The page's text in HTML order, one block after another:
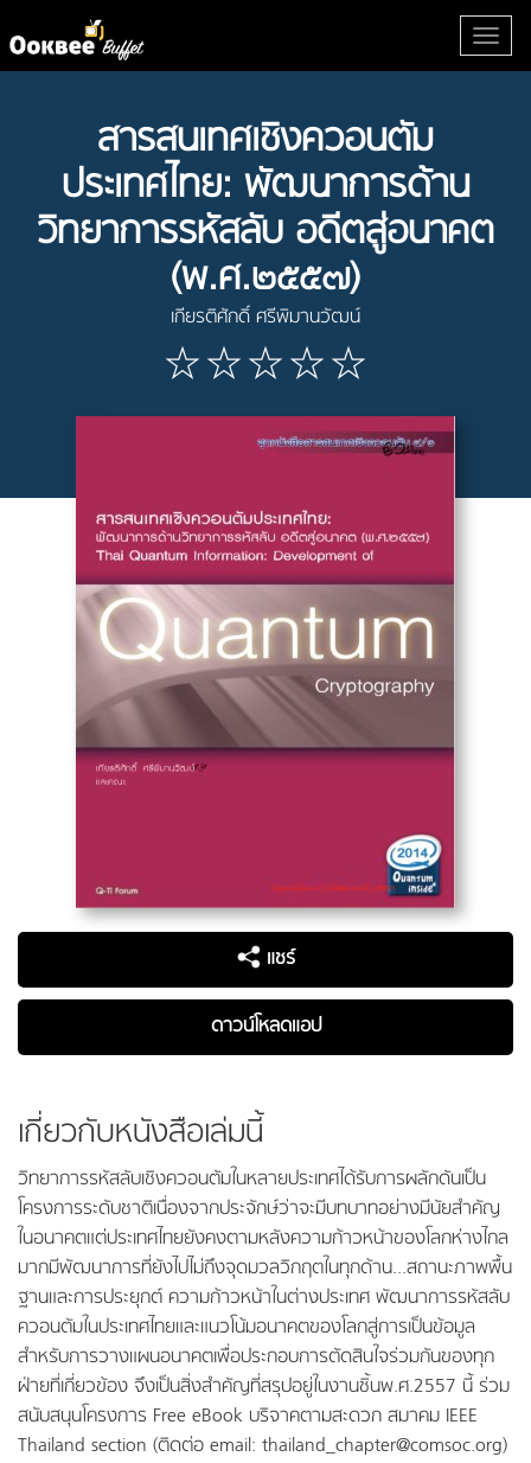
สารสนเทศเชิงควอนตัม
ประเทศไทย: พัฒนาการด้าน
วิทยาการรหัสลับ อดีตสู่อนาคต
(พ.ศ.๒๕๕๗)
เกียรติศักดิ์ ศรีพิมานวัฒน์
แชร์
ดาวน์โหลดแอป
เกี่ยวกับหนังสือเล่มนี้
วิทยาการรหัสลับเชิงควอนตัมในหลายประเทศได้รับการผลักดันเป็น
โครงการระดับชาติเนื่องจากประจักษ์ว่าจะมีบทบาทอย่างมีนัยสำคัญ
ในอนาคตแต่ประเทศไทยยังคงตามหลังความก้าวหน้าของโลกห่างไกล
มากมีพัฒนาการที่ยังไปไม่ถึงจุดมวลวิกฤตในทุกด้าน...สถานะภาพพื้น
ฐานและการประยุกต์ ความก้าวหน้าในต่างประเทศ พัฒนาการรหัสลับ
ควอนตัมในประเทศไทยและแนวโน้มอนาคตของโลกสู่การเป็นข้อมูล
สำหรับการวางแผนอนาคตเพื่อประกอบการตัดสินใจร่วมกันของทุก
ฝ่ายที่เกี่ยวข้อง จึงเป็นสิ่งสำคัญที่สรุปอยู่ในงานชิ้นพ.ศ.2557 นี้ ร่วม
สนับสนุนโครงการ Free eBook บริจาคตามสะดวก สมาคม IEEE
Thailand section (ติดต่อ email: thailand_chapter@comsoc.org)